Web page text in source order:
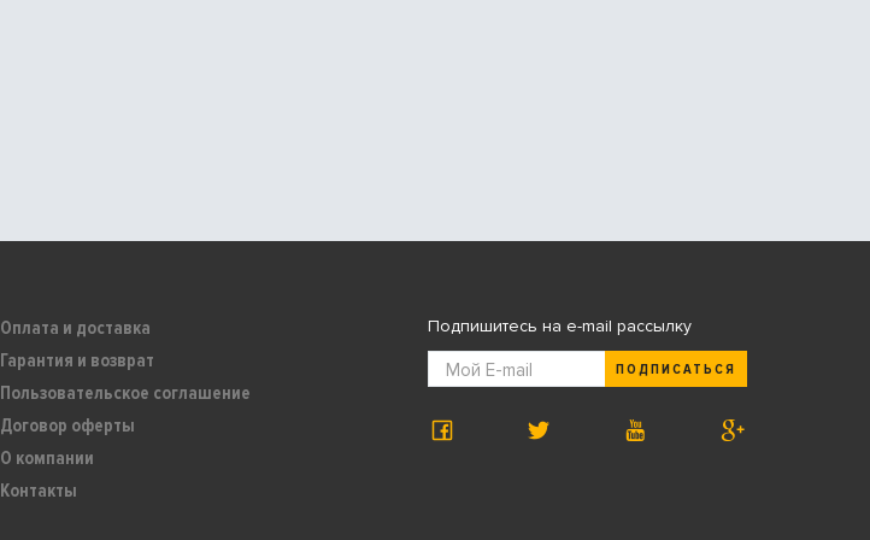
Оплата и доставка
Гарантия и возврат
Пользовательское соглашение
Договор оферты
О компании
Контакты
Подпишитесь на e-mail рассылку
ПОДПИСАТЬСЯ